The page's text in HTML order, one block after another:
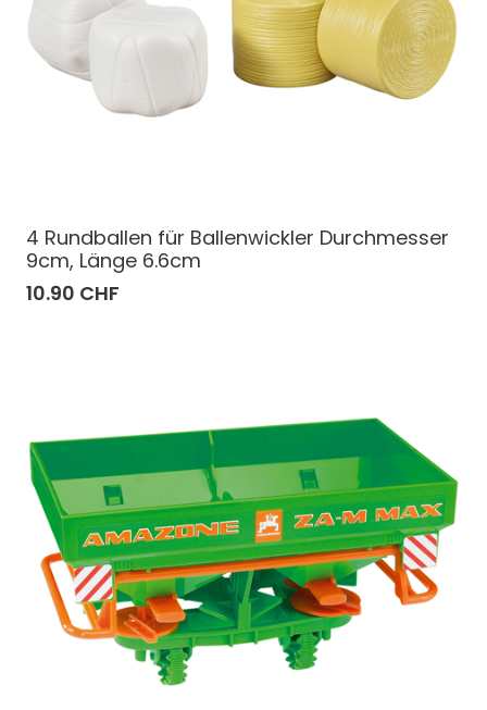
4 Rundballen für Ballenwickler Durchmesser
9cm, Länge 6.6cm
10.90 CHF